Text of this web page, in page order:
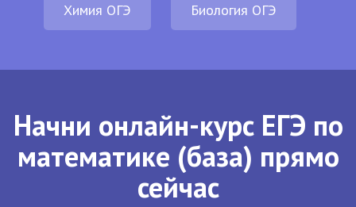
Химия ОГЭ Биология ОГЭ
Начни онлайн-курс ЕГЭ по
математике (база) прямо
сейчас